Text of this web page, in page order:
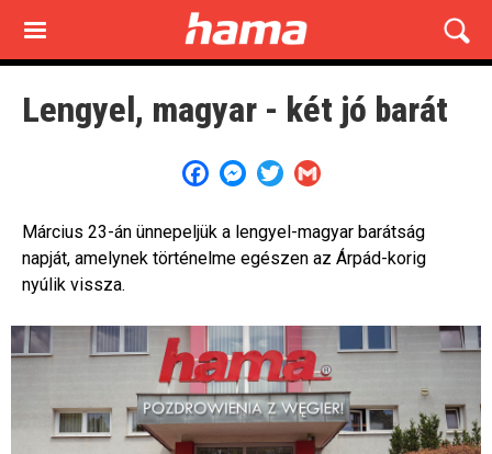
main
Lengyel, magyar - két jó barát
FacebookMessenger
Twitter
Március 23-án ünnepeljük a lengyel-magyar barátság
napját, amelynek történelme egészen az Árpád-korig
nyúlik vissza.